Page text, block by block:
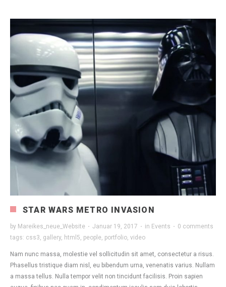
STAR WARS METRO INVASION
by Mareikes_neue_Website · Januar 19, 2017 · in Events · 0 comments
tags: css3, gallery, html5, people, portfolio, video
Nam nunc massa, molestie vel sollicitudin sit amet, consectetur a risus.
Phasellus tristique diam nisl, eu bibendum urna, venenatis varius. Nullam
a massa tellus. Nulla tempor velit non tincidunt facilisis. Proin sapien